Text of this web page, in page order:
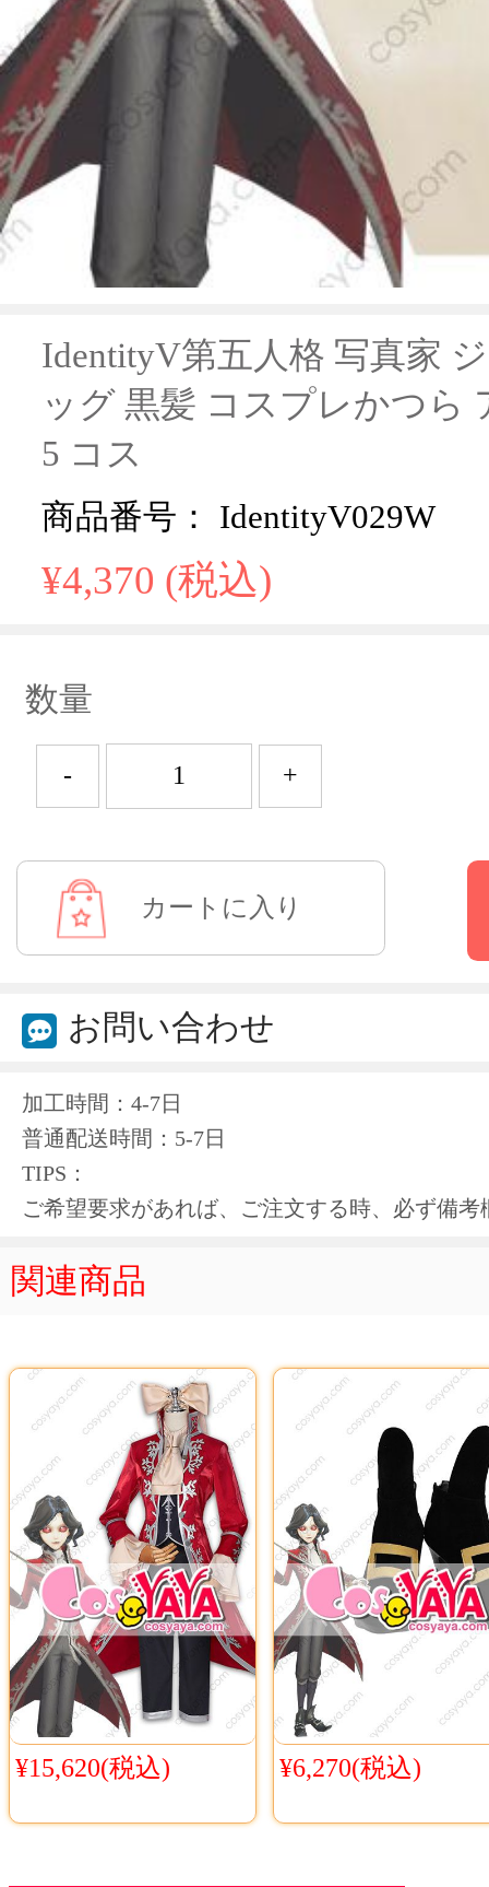
IdentityV第五人格 写真家
ッグ 黒髪 コスプレかつら
5 コス
商品番号： IdentityV029W
¥4,370 (税込)
数量
- +
お問い合わせ
加工時間：4-7日
普通配送時間：5-7日
TIPS：
ご希望要求があれば、ご注文する時、必ず備
関連商品
¥15,620(税込) ¥6,270(税込)